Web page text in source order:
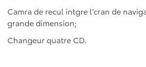
Camra de recul intgre l’cran de
grande dimension;
Changeur quatre CD.